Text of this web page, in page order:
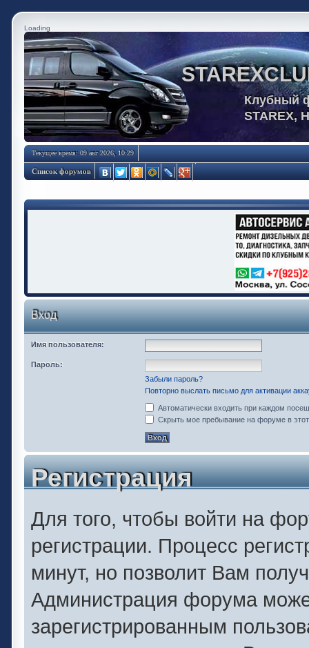
Loading
Клубный
STAREX,
Текущее время: 09 авг 2026, 10:29
Список форумов
Вход
Имя пользователя:
Пароль:
Забыли пароль?
Повторно выслать письмо для активации
Автоматически входить при каждом
Скрыть мое пребывание на форуме в
Регистрация
Для того, чтобы войти на
регистрации. Процесс
минут, но позволит Вам
Администрация форума
зарегистрированным